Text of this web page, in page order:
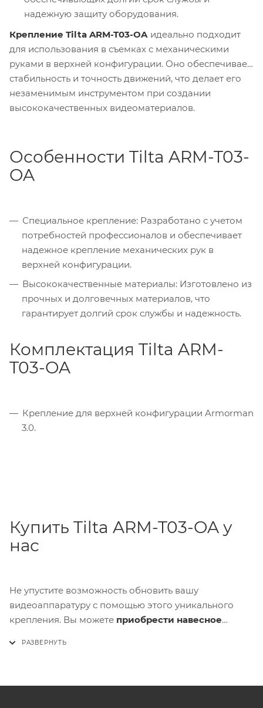
надежную защиту оборудования.
Крепление Tilta ARM-T03-OA идеально подходит
для использования в съемках с механическими
руками в верхней конфигурации. Оно обеспечивает
стабильность и точность движений, что делает его
незаменимым инструментом при создании
высококачественных видеоматериалов.
Особенности Tilta ARM-T03-
OA
Специальное крепление: Разработано с учетом
потребностей профессионалов и обеспечивает
надежное крепление механических рук в
верхней конфигурации.
Высококачественные материалы: Изготовлено из
прочных и долговечных материалов, что
гарантирует долгий срок службы и надежность.
Комплектация Tilta ARM-
T03-OA
Крепление для верхней конфигурации Armorman
3.0.
Купить Tilta ARM-T03-OA у
нас
Не упустите возможность обновить вашу
видеоаппаратуру с помощью этого уникального
крепления. Вы можете приобрести навесное